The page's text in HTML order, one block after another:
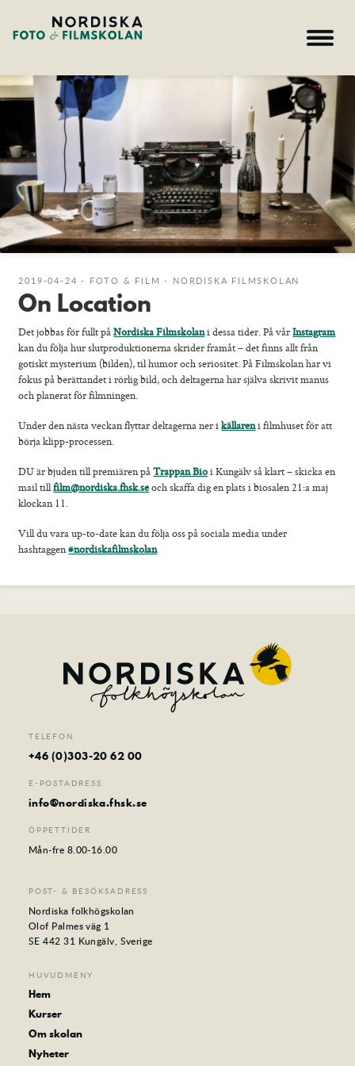
Filmskolan
Fotoskolan
Galleri Film
Galleri Foto
Nyheter
Hem – Nordiska folkhögskolan
Kurser
Om skolan
Nyheter
Konferens & B&B
Nordiska deltagare
Kontakt
2019-04-24 - FOTO & FILM - NORDISKA FILMSKOLAN
On Location
Det jobbas för fullt påNordiska Filmskolani dessa tider. På vårInstagram
kan du följa hur slutproduktionerna skrider framåt – det finns allt från
gotiskt mysterium (bilden), til humor och seriositet. På Filmskolan har vi
fokus på berättandet i rörlig bild, och deltagerna har själva skrivit manus
och planerat för filmningen.
Under den nästa veckan flyttar deltagerna ner ikällareni filmhuset för att
börja klipp-processen.
DU är bjuden till premiären påTrappan Bioi Kungälv så klart – skicka en
mail tillfilm@nordiska.fhsk.seoch skaffa dig en plats i biosalen 21:a maj
klockan 11.
Vill du vara up-to-date kan du följa oss på sociala media under
hashtaggen#nordiskafilmskolan
TELEFON
+46 (0)303-20 62 00
E-POSTADRESS
info@nordiska.fhsk.se
ÖPPETTIDER
Mån-fre 8.00-16.00
POST- & BESÖKSADRESS
Nordiska folkhögskolan
Olof Palmes väg 1
SE 442 31 Kungälv, Sverige
HUVUDMENY
Hem
Kurser
Om skolan
Nyheter